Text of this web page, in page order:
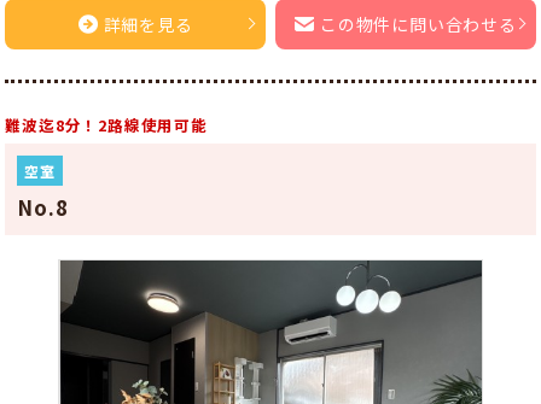
詳細を見る この物件に問い合わせる
難波迄8分！2路線使用可能
空室
No.8